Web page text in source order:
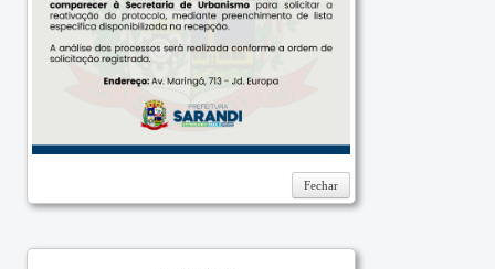
Fechar